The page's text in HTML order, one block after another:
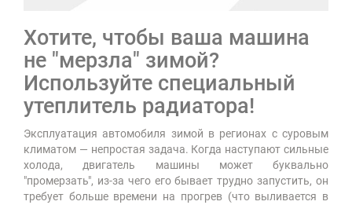
Хотите, чтобы ваша машина
не "мерзла" зимой?
Используйте специальный
утеплитель радиатора!
Эксплуатация автомобиля зимой в регионах с суровым
климатом — непростая задача. Когда наступают сильные
холода, двигатель машины может буквально
"промерзать", из-за чего его бывает трудно запустить, он
требует больше времени на прогрев (что выливается в